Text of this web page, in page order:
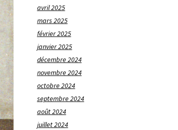
avril 2025
mars 2025
février 2025
janvier 2025
décembre 2024
novembre 2024
octobre 2024
septembre 2024
août 2024
juillet 2024